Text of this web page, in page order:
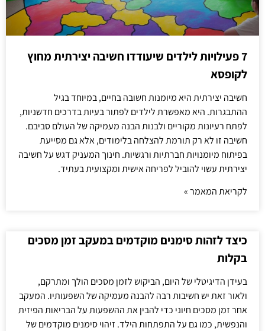
7 פעילויות לילדים שיעודדו חשיבה יצירתית מחוץ
לקופסא
חשיבה יצירתית היא מיומנות חשובה בחיים, במיוחד בגיל
ההתבגרות. היא מאפשרת לילדים לפתור בעיות בדרכים חדשניות,
לפתח רעיונות מקוריים ולבנות הבנה מעמיקה של העולם סביבם.
חשיבה זו לא רק תורמת להצלחה בלימודים, אלא גם מסייעת
בפיתוח מיומנויות חברתיות ורגשיות. חינוך המעניק דגש על חשיבה
יצירתית עשוי להוביל לפריחה אישית ומקצועית בעתיד.
לקריאת המאמר »
כיצד לזהות סימנים מוקדמים במעקב זמן מסכים
בקלות
בעידן הדיגיטלי של היום, הביקוש לזמן מסכים הולך ומתרקם,
ולאור זאת יש חשיבות רבה להבנה מעמיקה של השפעותיו. המעקב
אחר זמן מסכים חיוני כדי להבין את ההשפעות על הבריאות הפיזית
והנפשית, כמו גם על התפתחות הילד. זיהוי סימנים מוקדמים של